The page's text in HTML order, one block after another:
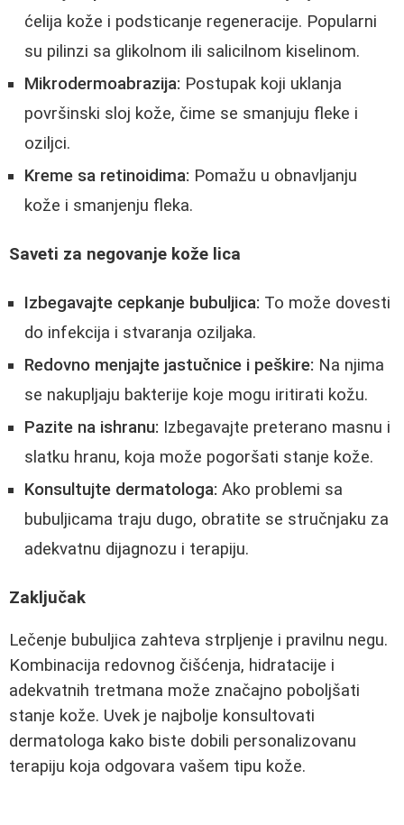
ćelija kože i podsticanje regeneracije. Popularni
su pilinzi sa glikolnom ili salicilnom kiselinom.
Mikrodermoabrazija: Postupak koji uklanja
površinski sloj kože, čime se smanjuju fleke i
oziljci.
Kreme sa retinoidima: Pomažu u obnavljanju
kože i smanjenju fleka.
Saveti za negovanje kože lica
Izbegavajte cepkanje bubuljica: To može dovesti
do infekcija i stvaranja oziljaka.
Redovno menjajte jastučnice i peškire: Na njima
se nakupljaju bakterije koje mogu iritirati kožu.
Pazite na ishranu: Izbegavajte preterano masnu i
slatku hranu, koja može pogoršati stanje kože.
Konsultujte dermatologa: Ako problemi sa
bubuljicama traju dugo, obratite se stručnjaku za
adekvatnu dijagnozu i terapiju.
Zaključak
Lečenje bubuljica zahteva strpljenje i pravilnu negu.
Kombinacija redovnog čišćenja, hidratacije i
adekvatnih tretmana može značajno poboljšati
stanje kože. Uvek je najbolje konsultovati
dermatologa kako biste dobili personalizovanu
terapiju koja odgovara vašem tipu kože.